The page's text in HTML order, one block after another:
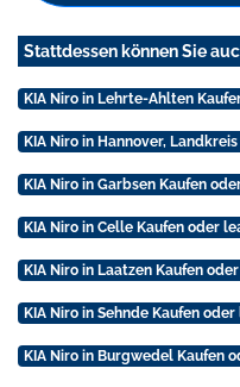
Stattdessen können Sie
KIA Niro in Lehrte-Ahlten
KIA Niro in Hannover,
KIA Niro in Garbsen Kaufen
KIA Niro in Celle Kaufen oder
KIA Niro in Laatzen Kaufen
KIA Niro in Sehnde Kaufen oder
KIA Niro in Burgwedel Kaufen